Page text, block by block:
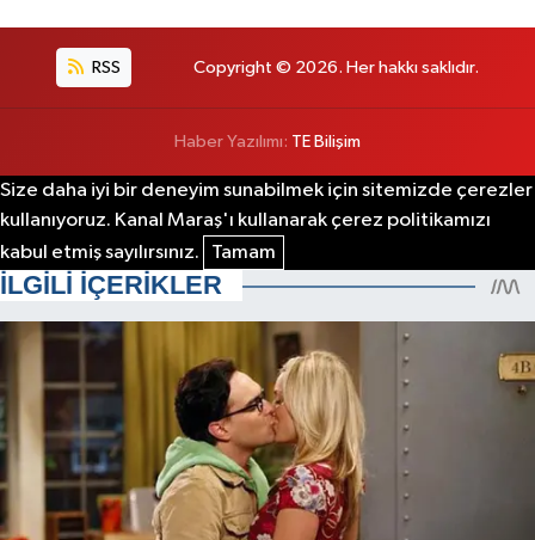
RSS Copyright © 2026. Her hakkı saklıdır.
Haber Yazılımı: TE Bilişim
Size daha iyi bir deneyim sunabilmek için sitemizde çerezler
kullanıyoruz. Kanal Maraş'ı kullanarak çerez politikamızı
kabul etmiş sayılırsınız.
Tamam